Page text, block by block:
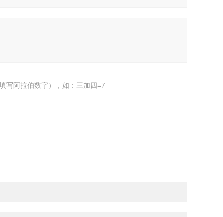
写阿拉伯数字），如：三加四=7